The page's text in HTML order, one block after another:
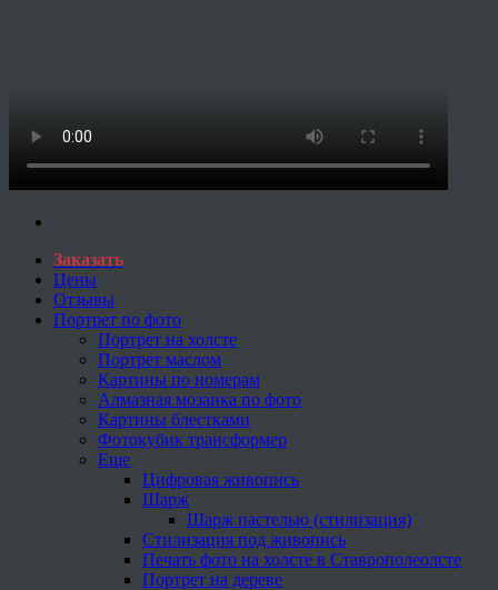
Заказать
Цены
Отзывы
Портрет по фото
Портрет на холсте
Портрет маслом
Картины по номерам
Алмазная мозаика по фото
Картины блестками
Фотокубик трансформер
Еще
Цифровая живопись
Шарж
Шарж пастелью (стилизация)
Стилизация под живопись
Печать фото на холсте в Ставрополеолсте
Портрет на дереве